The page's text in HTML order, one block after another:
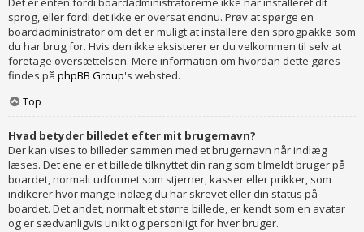
sprog, eller fordi det ikke er oversat endnu. Prøv at spørge en
boardadministrator om det er muligt at installere den sprogpakke som
du har brug for. Hvis den ikke eksisterer er du velkommen til selv at
foretage oversættelsen. Mere information om hvordan dette gøres
findes på phpBB Group's websted.
Top
Hvad betyder billedet efter mit brugernavn?
Der kan vises to billeder sammen med et brugernavn når indlæg
læses. Det ene er et billede tilknyttet din rang som tilmeldt bruger på
boardet, normalt udformet som stjerner, kasser eller prikker, som
indikerer hvor mange indlæg du har skrevet eller din status på
boardet. Det andet, normalt et større billede, er kendt som en avatar
og er sædvanligvis unikt og personligt for hver bruger.